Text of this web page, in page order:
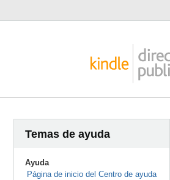
Temas de ayuda
Ayuda
Página de inicio del Centro de ayuda